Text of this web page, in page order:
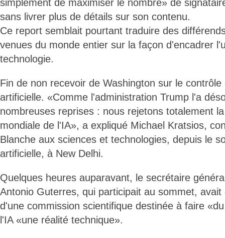
simplement de maximiser le nombre» de
sans livrer plus de détails sur son contenu.
Ce report semblait pourtant traduire des
venues du monde entier sur la façon d'encadrer
technologie.
Fin de non recevoir de Washington sur le contrôle
artificielle. «Comme l'administration Trump l'a
nombreuses reprises : nous rejetons totalement
mondiale de l'IA», a expliqué Michael Kratsios,
Blanche aux sciences et technologies, depuis le
artificielle, à New Delhi.
Quelques heures auparavant, le secrétaire
Antonio Guterres, qui participait au sommet,
d'une commission scientifique destinée à faire
l'IA «une réalité technique».